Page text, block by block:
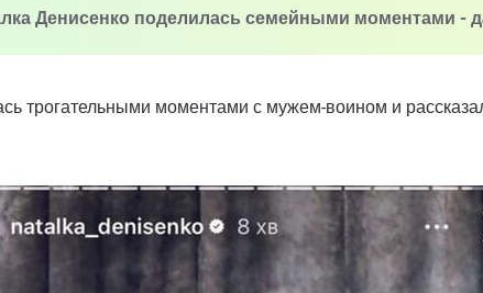
Денисенко поделилась семейными моментами -
трогательными моментами с мужем-воином и